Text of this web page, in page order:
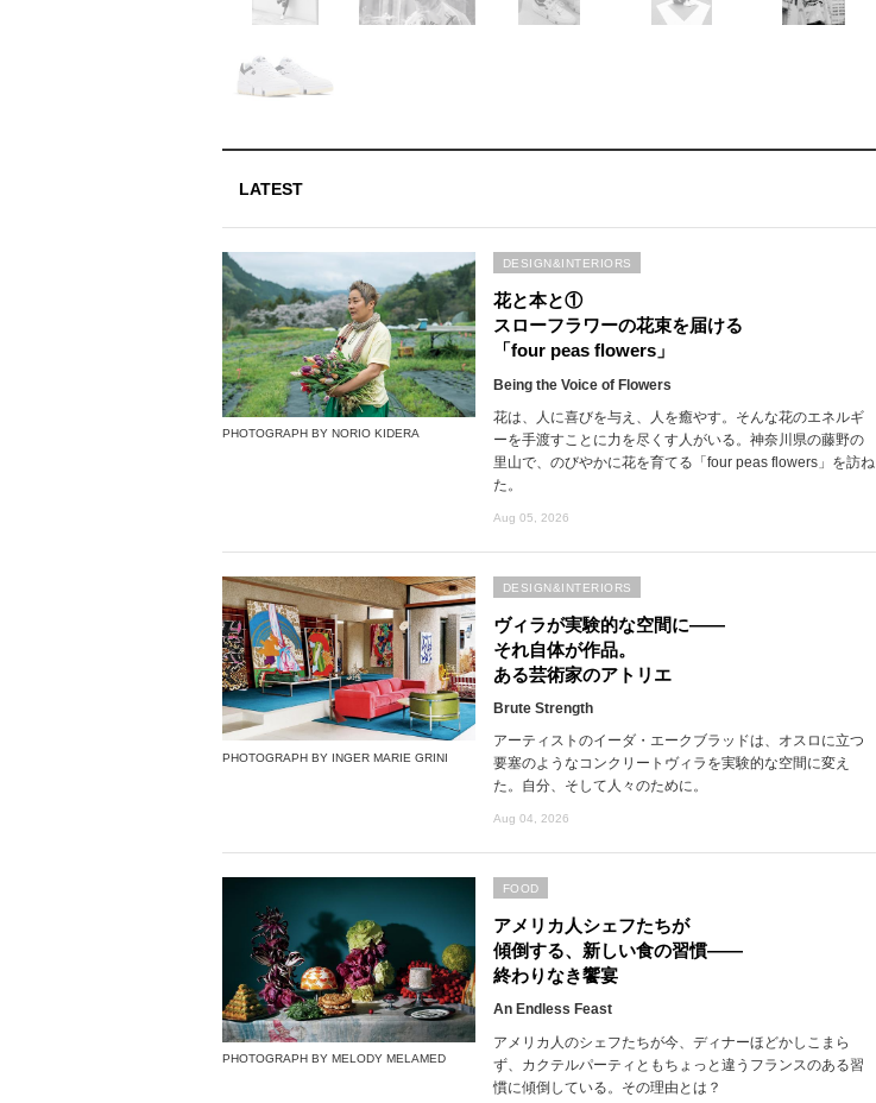
LATEST
PHOTOGRAPH BY NORIO KIDERA
花と本と①
スローフラワーの花束を届ける
「four peas flowers」
Being the Voice of Flowers
花は、人に喜びを与え、人を癒やす。そんな花のエネルギ
ーを手渡すことに力を尽くす人がいる。神奈川県の藤野の
里山で、のびやかに花を育てる「four peas flowers」を訪ね
た。
Aug 05, 2026
DESIGN&INTERIORS
PHOTOGRAPH BY INGER MARIE GRINI
ヴィラが実験的な空間に――
それ自体が作品。
ある芸術家のアトリエ
Brute Strength
アーティストのイーダ・エークブラッドは、オスロに立つ
要塞のようなコンクリートヴィラを実験的な空間に変え
た。自分、そして人々のために。
Aug 04, 2026
DESIGN&INTERIORS
PHOTOGRAPH BY MELODY MELAMED
アメリカ人シェフたちが
傾倒する、新しい食の習慣――
終わりなき饗宴
An Endless Feast
アメリカ人のシェフたちが今、ディナーほどかしこまら
ず、カクテルパーティともちょっと違うフランスのある習
慣に傾倒している。その理由とは？
FOOD